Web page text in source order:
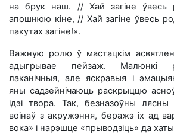
на брук наш. // Хай загіне
апошнюю кіне, // Хай загіне ўвесь
пакутах загіне!».
Важную ролю ў мастацкім
адыгрывае пейзаж. Малюнкі
лаканічныя, але яскравыя i
яны садзейнічаюць раскрыццю
iдэi твора. Так, безназоўны лясны
воінаў з акружэння, беражэ ix ад
вока» і нарэшце «прыводзіць» да